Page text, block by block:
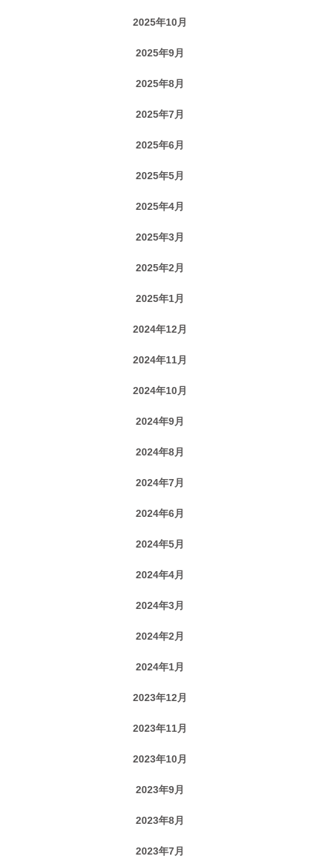
2025年10月
2025年9月
2025年8月
2025年7月
2025年6月
2025年5月
2025年4月
2025年3月
2025年2月
2025年1月
2024年12月
2024年11月
2024年10月
2024年9月
2024年8月
2024年7月
2024年6月
2024年5月
2024年4月
2024年3月
2024年2月
2024年1月
2023年12月
2023年11月
2023年10月
2023年9月
2023年8月
2023年7月